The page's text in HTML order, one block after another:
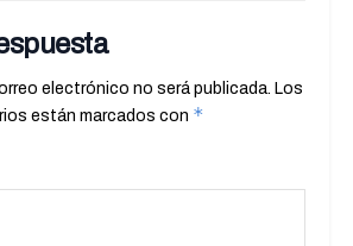
electrónico no será publicada. Los
están marcados con *